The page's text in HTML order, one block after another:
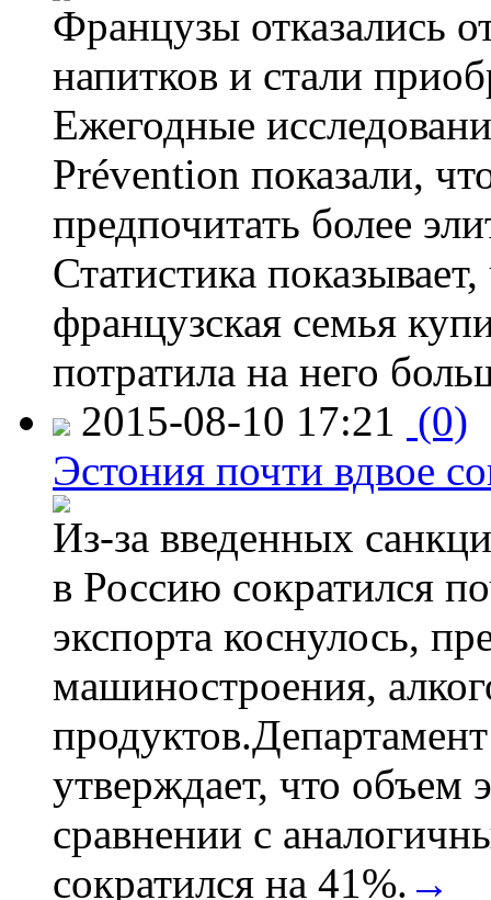
Французы отказались
напитков и стали
Ежегодные
Prévention показали,
предпочитать более
Статистика
французская семья
потратила на него
2015-08-10 17:21 (0)
Эстония почти вдвое
Из-за введенных
в Россию сократился
экспорта коснулось,
машиностроения,
утверждает, что объем
сравнении с
сократился на 41%. →